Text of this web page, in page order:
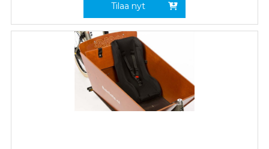
Tilaa nyt